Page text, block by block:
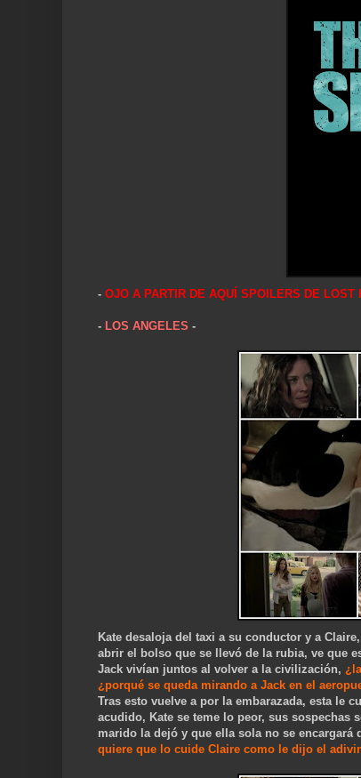
- OJO A PARTIR DE AQUÍ SPOILERS DE LOST
- LOS ANGELES -
Kate desaloja del taxi a su conductor y a
abrir el bolso que se llevó de la rubia, ve que
Jack vivían juntos al volver a la civilización,
¿porqué se queda mirando a Jack en el
Tras esto vuelve a por la embarazada, esta le
acudido, Kate se teme lo peor, sus sospechas
marido la dejó y que ella sola no se
quiere que lo cuide Claire como le dijo el